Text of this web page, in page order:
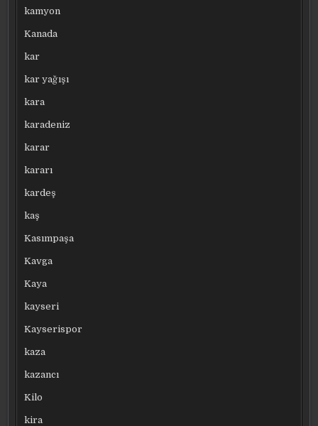
kamyon
Kanada
kar
kar yağışı
kara
karadeniz
karar
kararı
kardeş
kaş
Kasımpaşa
Kavga
Kaya
kayseri
Kayserispor
kaza
kazancı
Kilo
kira